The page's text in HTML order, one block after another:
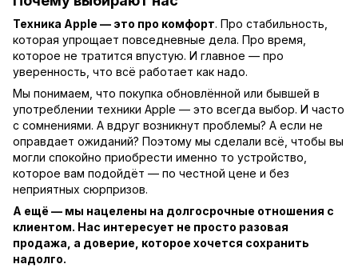
Техника Apple — это про комфорт. Про стабильность,
которая упрощает повседневные дела. Про время,
которое не тратится впустую. И главное — про
уверенность, что всё работает как надо.
Мы понимаем, что покупка обновлённой или бывшей в
употреблении техники Apple — это всегда выбор. И часто
с сомнениями. А вдруг возникнут проблемы? А если не
оправдает ожиданий? Поэтому мы сделали всё, чтобы вы
могли спокойно приобрести именно то устройство,
которое вам подойдёт — по честной цене и без
неприятных сюрпризов.
А ещё — мы нацелены на долгосрочные отношения с
клиентом. Нас интересует не просто разовая
продажа, а доверие, которое хочется сохранить
надолго.